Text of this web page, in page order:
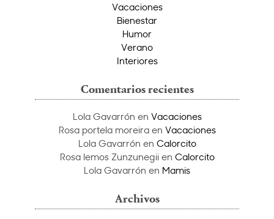
Vacaciones
Bienestar
Humor
Verano
Interiores
Comentarios recientes
Lola Gavarrón en Vacaciones
Rosa portela moreiraen Vacaciones
Lola Gavarrón en Calorcito
Rosa lemos Zunzunegiien Calorcito
Lola Gavarrón en Mamis
Archivos